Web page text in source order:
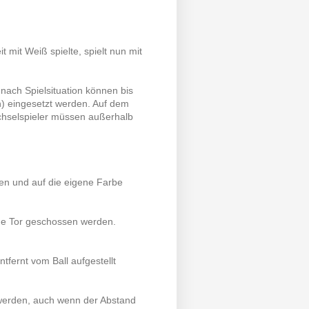
mit Weiß spielte, spielt nun mit
Spielsituation können bis
eingesetzt werden. Auf dem
müssen außerhalb
und auf die eigene Farbe
Tor geschossen werden.
vom Ball aufgestellt
auch wenn der Abstand